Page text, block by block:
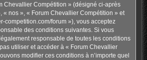
Chevallier Compétition » (désigné ci-après
« nos », « Forum Chevallier Compétition » et
competition.com/forum »), vous acceptez
des conditions suivantes. Si vous
responsable de toutes les conditions
utiliser et accéder à « Forum Chevallier
modifier ces conditions à n’importe quel